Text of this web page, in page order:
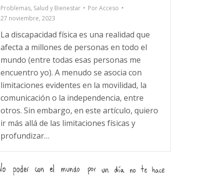
Problemas, Salud y Bienestar PorAcceso
27 noviembre, 2023
La discapacidad física es una realidad que
afecta a millones de personas en todo el
mundo (entre todas esas personas me
encuentro yo). A menudo se asocia con
limitaciones evidentes en la movilidad, la
comunicación o la independencia, entre
otros. Sin embargo, en este artículo, quiero
ir más allá de las limitaciones físicas y
profundizar…